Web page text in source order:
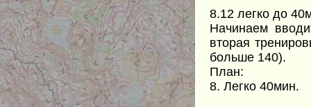
8.12 легко до
Начинаем
вторая
больше 140).
План:
8. Легко 40мин.